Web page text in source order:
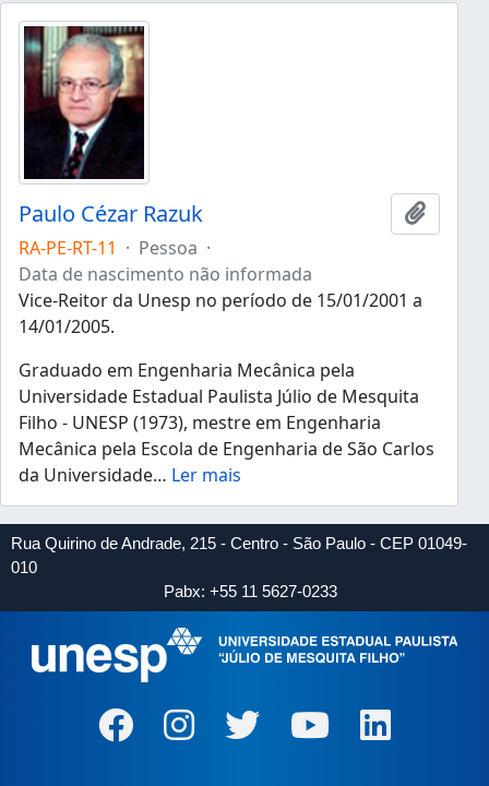
Paulo Cézar Razuk
RA-PE-RT-11 · Pessoa ·
Data de nascimento não informada
Vice-Reitor da Unesp no período de 15/01/2001 a
14/01/2005.
Graduado em Engenharia Mecânica pela
Universidade Estadual Paulista Júlio de Mesquita
Filho - UNESP (1973), mestre em Engenharia
Mecânica pela Escola de Engenharia de São Carlos
da Universidade… Ler mais
Rua Quirino de Andrade, 215 - Centro - São Paulo - CEP 01049-
010
Pabx: +55 11 5627-0233